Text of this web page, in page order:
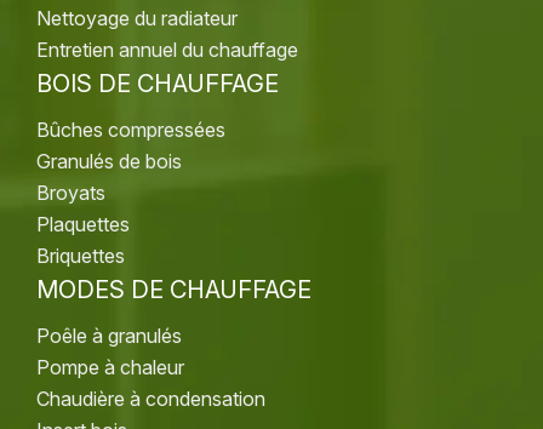
Nettoyage du radiateur
Entretien annuel du chauffage
BOIS DE CHAUFFAGE
Bûches compressées
Granulés de bois
Broyats
Plaquettes
Briquettes
MODES DE CHAUFFAGE
Poêle à granulés
Pompe à chaleur
Chaudière à condensation